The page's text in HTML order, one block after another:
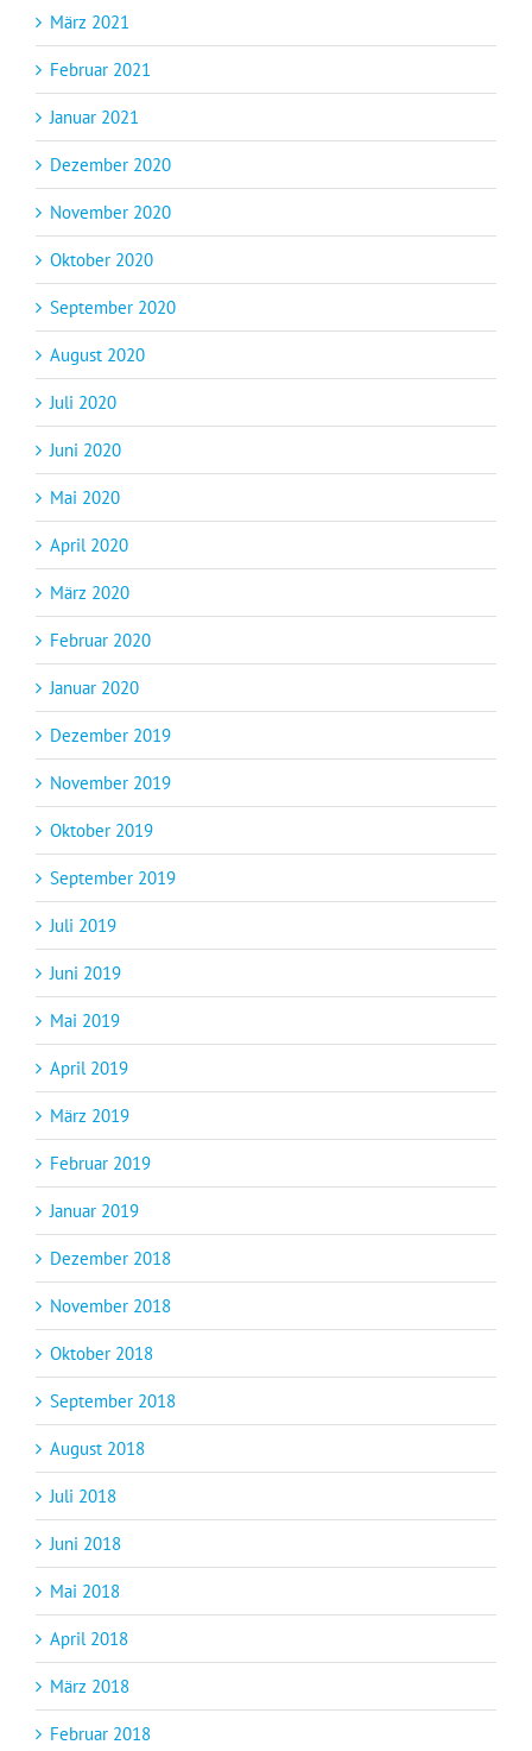
März 2021
Februar 2021
Januar 2021
Dezember 2020
November 2020
Oktober 2020
September 2020
August 2020
Juli 2020
Juni 2020
Mai 2020
April 2020
März 2020
Februar 2020
Januar 2020
Dezember 2019
November 2019
Oktober 2019
September 2019
Juli 2019
Juni 2019
Mai 2019
April 2019
März 2019
Februar 2019
Januar 2019
Dezember 2018
November 2018
Oktober 2018
September 2018
August 2018
Juli 2018
Juni 2018
Mai 2018
April 2018
März 2018
Februar 2018